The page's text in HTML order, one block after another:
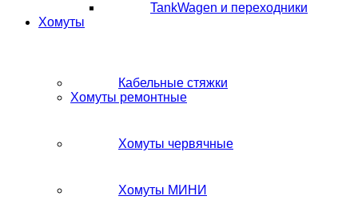
TankWagen и переходники
Хомуты
Кабельные стяжки
Хомуты ремонтные
Хомуты червячные
Хомуты МИНИ